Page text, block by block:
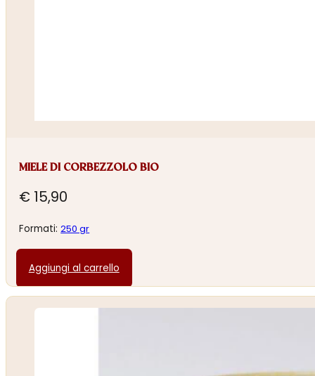
MIELE DI CORBEZZOLO BIO
€ 15,90
Formati:250 gr
Aggiungi al carrello